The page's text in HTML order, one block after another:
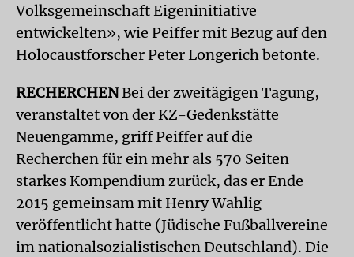
Volksgemeinschaft Eigeninitiative
entwickelten», wie Peiffer mit Bezug auf den
Holocaustforscher Peter Longerich betonte.
RECHERCHENBei der zweitägigen Tagung,
veranstaltet von der KZ-Gedenkstätte
Neuengamme, griff Peiffer auf die
Recherchen für ein mehr als 570 Seiten
starkes Kompendium zurück, das er Ende
2015 gemeinsam mit Henry Wahlig
veröffentlicht hatte (Jüdische Fußballvereine
im nationalsozialistischen Deutschland). Die